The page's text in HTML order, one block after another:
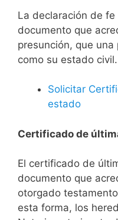
La declaración de
documento que
presunción, que
como su estado civil.
Solicitar
estado
Certificado de
El certificado de
documento que
otorgado
esta forma, los